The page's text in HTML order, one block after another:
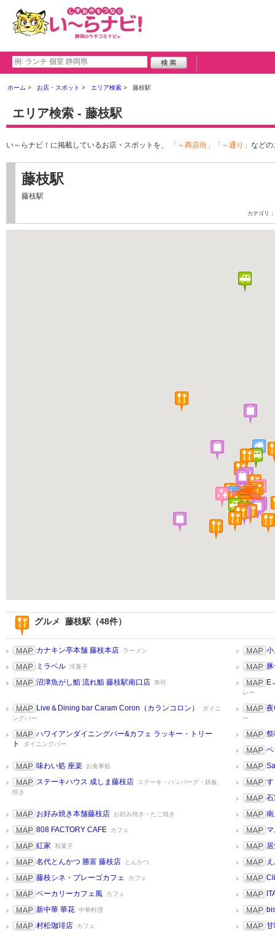
ホーム お店・スポット エリア検索 藤枝駅
エリア検索 - 藤枝駅
い～らナビ！に掲載しているお店・スポットを、 「～商店街」「～通り」 などの
藤枝駅
藤枝駅
カテゴリ：
グルメ 藤枝駅（48件）
カナキン亭本舗 藤枝本店 ラーメン
ミラベル 洋菓子
沼津魚がし鮨 流れ鮨 藤枝駅南口店 寿司
レー
Live＆Dining bar Caram Coron（カランコロン）
ダイニ
ングバー
ー
ハワイアンダイニングバー&カフェ ラッキー・トリー
ト
ダイニングバー
味わい処 座楽
お食事処
ステーキハウス 成しま藤枝店
ステーキ・ハンバーグ・鉄板
焼き
石
お好み焼き本舗藤枝店
お好み焼き・たこ焼き
南
808 FACTORY CAFE
カフェ
紅家
和菓子
名代とんかつ 勝富 藤枝店
とんかつ
藤枝シネ・プレーゴカフェ
カフェ
ベーカリーカフェ風
カフェ
新中華 華花 中華料理
村松珈琲店
カフェ
甘